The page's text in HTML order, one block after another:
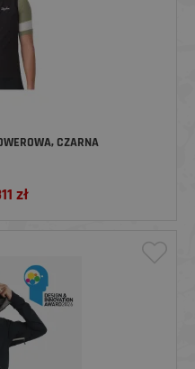
CZARNA
zł